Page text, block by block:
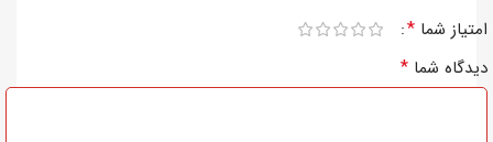
امتیاز شما *
دیدگاه شما *